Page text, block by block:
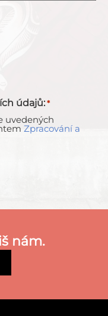
údajů: *
uvedených
Zpracování a
nám.